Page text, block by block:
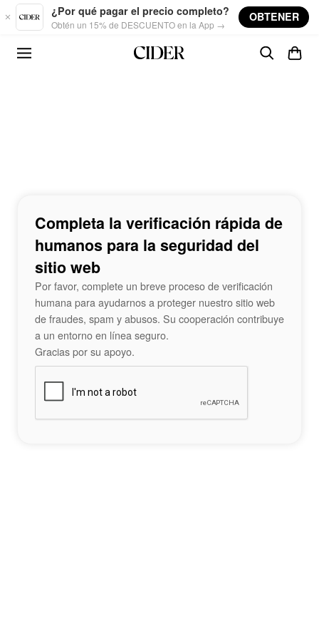
Skip to main content
¿Por qué pagar el precio completo?
Obtén un 15% de DESCUENTO en la App →
OBTENER
Completa la verificación rápida de
humanos para la seguridad del
sitio web
Por favor, complete un breve proceso de verificación
humana para ayudarnos a proteger nuestro sitio web
de fraudes, spam y abusos. Su cooperación contribuye
a un entorno en línea seguro.
Gracias por su apoyo.